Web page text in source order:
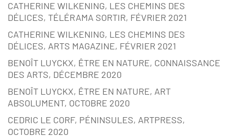
CATHERINE WILKENING, LES CHEMINS DES
DÉLICES, TÉLÉRAMA SORTIR, FÉVRIER 2021
CATHERINE WILKENING, LES CHEMINS DES
DÉLICES, ARTS MAGAZINE, FÉVRIER 2021
BENOÎT LUYCKX, ÊTRE EN NATURE, CONNAISSANCE
DES ARTS, DÉCEMBRE 2020
BENOÎT LUYCKX, ÊTRE EN NATURE, ART
ABSOLUMENT, OCTOBRE 2020
CEDRIC LE CORF, PÉNINSULES, ARTPRESS,
OCTOBRE 2020